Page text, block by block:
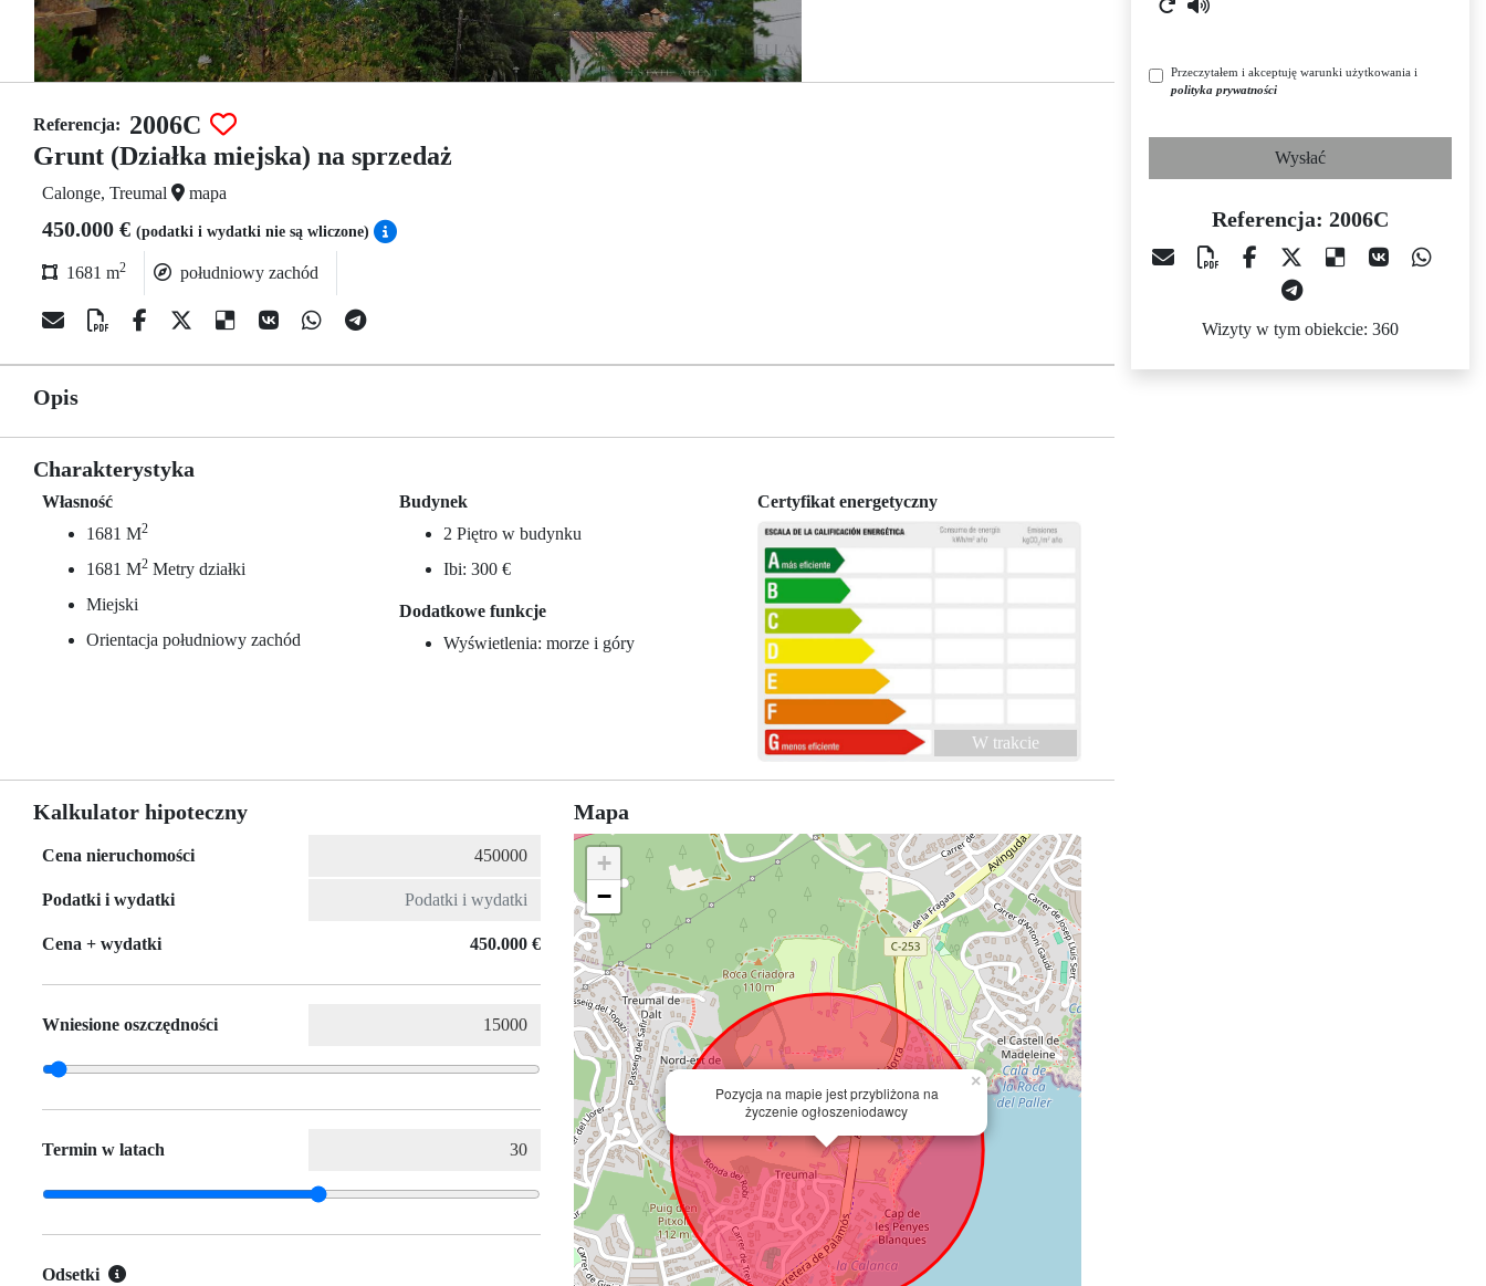
Referencja: 2006C
Grunt (Działka miejska) na sprzedaż
Calonge, Treumal mapa
450.000 € (podatki i wydatki nie są wliczone)
1681 m2 południowy zachód
Opis
Charakterystyka
Własność
1681 M2
1681 M2 Metry działki
Miejski
Orientacja południowy zachód
Budynek
2 Piętro w budynku
Ibi: 300 €
Dodatkowe funkcje
Wyświetlenia: morze i góry
Certyfikat energetyczny
W trakcie
Kalkulator hipoteczny
Cena nieruchomości
Podatki i wydatki
Cena + wydatki 450.000 €
Wniesione oszczędności
Termin w latach
Odsetki
Mapa
Pozycja na mapie jest przybliżona na
życzenie ogłoszeniodawcy
×
+
−
Przeczytałem i akceptuję warunki użytkowania i
polityka prywatności
Wysłać
Referencja: 2006C
Wizyty w tym obiekcie: 360